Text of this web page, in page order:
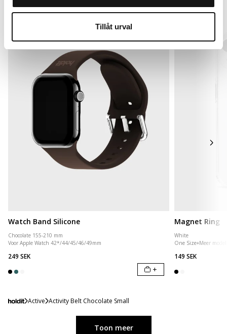
Tillåt urval
Watch Band Silicone
Chocolate 155-210 mm
Voor Apple Watch 42*/44/45/46/49mm
249 SEK
+
Magnet Ring
White
One Size+Meer
149 SEK
Active Activity Belt Chocolate Small
Toon meer